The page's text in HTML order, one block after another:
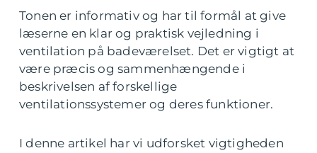
Tonen er informativ og har til formål at give
læserne en klar og praktisk vejledning i
ventilation på badeværelset. Det er vigtigt at
være præcis og sammenhængende i
beskrivelsen af forskellige
ventilationssystemer og deres funktioner.
I denne artikel har vi udforsket vigtigheden